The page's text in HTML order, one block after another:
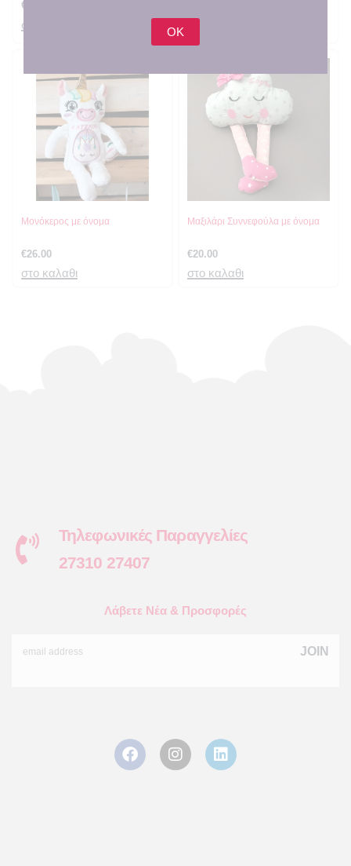
€
στο καλαθι
Μονόκερος με όνομα
€26.00
στο καλαθι
Μαξιλάρι Συννεφούλα με όνομα
€20.00
στο καλαθι
Τηλεφωνικές Παραγγελίες
27310 27407
Λάβετε Νέα & Προσφορές
OK